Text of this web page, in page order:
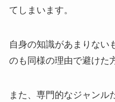
てしまいます。
自身の知識があまりない
のも同様の理由で避けた
また、専門的なジャンル